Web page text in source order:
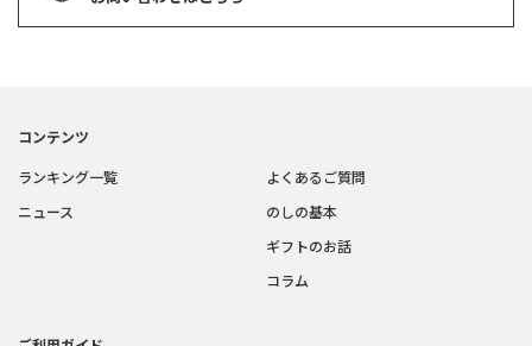
コンテンツ
ランキング一覧
ニュース
よくあるご質問
のしの基本
ギフトのお話
コラム